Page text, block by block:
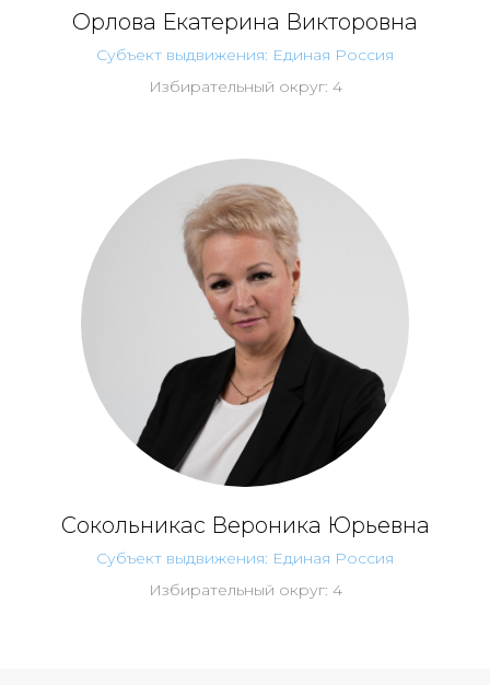
Орлова Екатерина Викторовна
Субъект выдвижения: Единая Россия
Избирательный округ: 4
Сокольникас Вероника Юрьевна
Субъект выдвижения: Единая Россия
Избирательный округ: 4